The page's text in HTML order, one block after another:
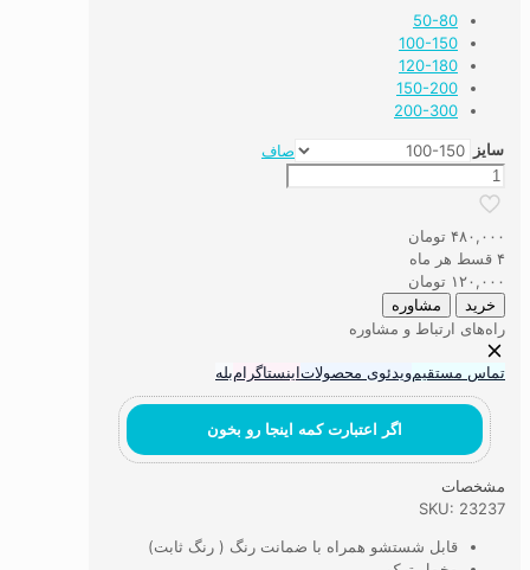
50-80
100-150
120-180
150-200
200-300
سایز
صاف
فرشینه
کودک
پاندا
کونگ
فو
کار
کد
10
عدد
۴۸۰,۰۰۰ تومان
۴ قسط هر ماه
۱۲۰,۰۰۰ تومان
خرید مشاوره
راه‌های ارتباط و مشاوره
تماس مستقیمویدئوی محصولاتاینستاگرامبله
اگر اعتبارت کمه اینجا رو بخون
مشخصات
SKU: 23237
قابل شستشو همراه با ضمانت رنگ ( رنگ ثابت)